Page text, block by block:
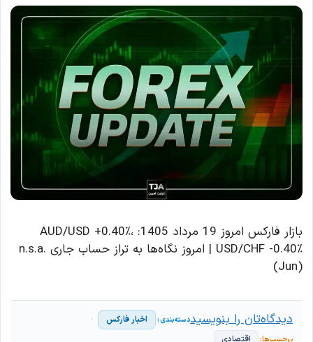
بازار فارکس امروز 19 مرداد 1405: AUD/USD +0.40٪،
USD/CHF -0.40٪ | امروز نگاه‌ها به تراز حساب جاری n.s.a.
(Jun)
اخبار فارکس دیدگاه‌تان را بنویسید